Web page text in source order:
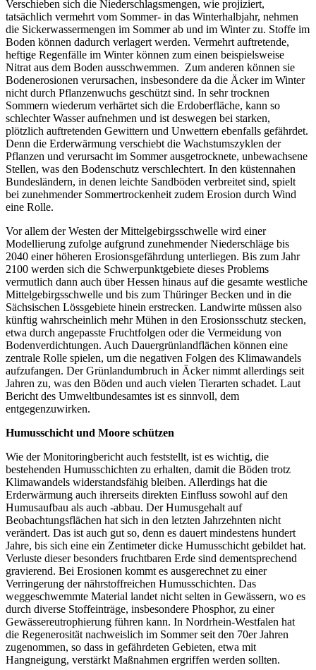
Verschieben sich die Niederschlagsmengen, wie projiziert,
tatsächlich vermehrt vom Sommer- in das Winterhalbjahr, nehmen
die Sickerwassermengen im Sommer ab und im Winter zu. Stoffe im
Boden können dadurch verlagert werden. Vermehrt auftretende,
heftige Regenfälle im Winter können zum einen beispielsweise
Nitrat aus dem Boden ausschwemmen. Zum anderen können sie
Bodenerosionen verursachen, insbesondere da die Äcker im Winter
nicht durch Pflanzenwuchs geschützt sind. In sehr trocknen
Sommern wiederum verhärtet sich die Erdoberfläche, kann so
schlechter Wasser aufnehmen und ist deswegen bei starken,
plötzlich auftretenden Gewittern und Unwettern ebenfalls gefährdet.
Denn die Erderwärmung verschiebt die Wachstumszyklen der
Pflanzen und verursacht im Sommer ausgetrocknete, unbewachsene
Stellen, was den Bodenschutz verschlechtert. In den küstennahen
Bundesländern, in denen leichte Sandböden verbreitet sind, spielt
bei zunehmender Sommertrockenheit zudem Erosion durch Wind
eine Rolle.
Vor allem der Westen der Mittelgebirgsschwelle wird einer
Modellierung zufolge aufgrund zunehmender Niederschläge bis
2040 einer höheren Erosionsgefährdung unterliegen. Bis zum Jahr
2100 werden sich die Schwerpunktgebiete dieses Problems
vermutlich dann auch über Hessen hinaus auf die gesamte westliche
Mittelgebirgsschwelle und bis zum Thüringer Becken und in die
Sächsischen Lössgebiete hinein erstrecken. Landwirte müssen also
künftig wahrscheinlich mehr Mühen in den Erosionsschutz stecken,
etwa durch angepasste Fruchtfolgen oder die Vermeidung von
Bodenverdichtungen. Auch Dauergrünlandflächen können eine
zentrale Rolle spielen, um die negativen Folgen des Klimawandels
aufzufangen. Der Grünlandumbruch in Äcker nimmt allerdings seit
Jahren zu, was den Böden und auch vielen Tierarten schadet. Laut
Bericht des Umweltbundesamtes ist es sinnvoll, dem
entgegenzuwirken.
Humusschicht und Moore schützen
Wie der Monitoringbericht auch feststellt, ist es wichtig, die
bestehenden Humusschichten zu erhalten, damit die Böden trotz
Klimawandels widerstandsfähig bleiben. Allerdings hat die
Erderwärmung auch ihrerseits direkten Einfluss sowohl auf den
Humusaufbau als auch -abbau. Der Humusgehalt auf
Beobachtungsflächen hat sich in den letzten Jahrzehnten nicht
verändert. Das ist auch gut so, denn es dauert mindestens hundert
Jahre, bis sich eine ein Zentimeter dicke Humusschicht gebildet hat.
Verluste dieser besonders fruchtbaren Erde sind dementsprechend
gravierend. Bei Erosionen kommt es ausgerechnet zu einer
Verringerung der nährstoffreichen Humusschichten. Das
weggeschwemmte Material landet nicht selten in Gewässern, wo es
durch diverse Stoffeinträge, insbesondere Phosphor, zu einer
Gewässereutrophierung führen kann. In Nordrhein-Westfalen hat
die Regenerosität nachweislich im Sommer seit den 70er Jahren
zugenommen, so dass in gefährdeten Gebieten, etwa mit
Hangneigung, verstärkt Maßnahmen ergriffen werden sollten.